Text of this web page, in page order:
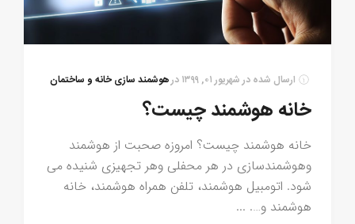
ارسال شده در شهریور ۰۱, ۱۳۹۹ درهوشمند سازی خانه و ساختمان
خانه هوشمند چیست؟
خانه هوشمند چیست؟ امروزه صحبت از هوشمند
وهوشمندسازی در هر محفلی وهر تجهیزی شنیده می
شود. اتومبیل هوشمند، تلفن همراه هوشمند، خانه
هوشمند و…. ...